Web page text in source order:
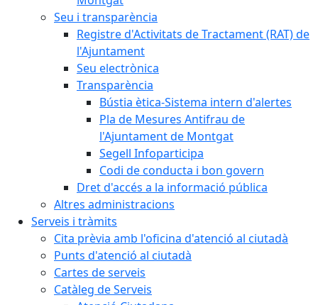
Seu i transparència
Registre d'Activitats de Tractament (RAT) de
l'Ajuntament
Seu electrònica
Transparència
Bústia ètica-Sistema intern d'alertes
Pla de Mesures Antifrau de
l'Ajuntament de Montgat
Segell Infoparticipa
Codi de conducta i bon govern
Dret d'accés a la informació pública
Altres administracions
Serveis i tràmits
Cita prèvia amb l'oficina d'atenció al ciutadà
Punts d'atenció al ciutadà
Cartes de serveis
Catàleg de Serveis